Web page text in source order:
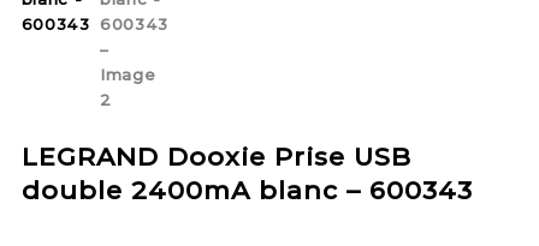
LEGRAND Dooxie Prise USB
double 2400mA blanc – 600343